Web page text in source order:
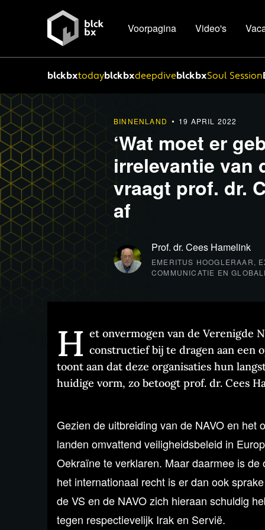
Voorpagina Video's
blckbxtodayblckbxdeepdiveblckbxSoul Session
BINNENLAND 19 APRIL 2022
‘Wat moet er
irrelevantie van
vraagt prof. dr.
af
Prof. dr. Cees Hamelink
EMERITUS HOOGLERAAR,
COMMUNICATIE EN
H et onvermogen van de Verenigde
constructief bij te dragen aan een
toont aan dat deze organisaties hun
huidige vorm, zo betoogt prof. dr. Cees
Gezien de uitbreiding van de NAVO en het
landen omvattend veiligheidsbeleid in
Oekraïne te verklaren. Maar daarmee is
het internationaal recht is er dan ook
de VS en de NAVO zich hieraan schuldig
tegen respectievelijk Irak en Servië.